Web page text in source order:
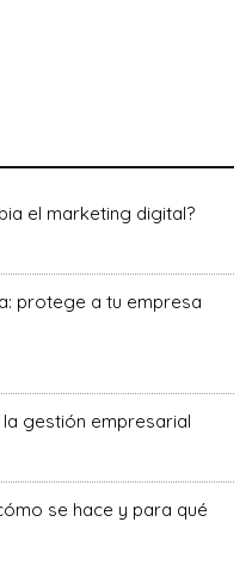
el marketing digital?
protege a tu empresa
gestión empresarial
se hace y para qué